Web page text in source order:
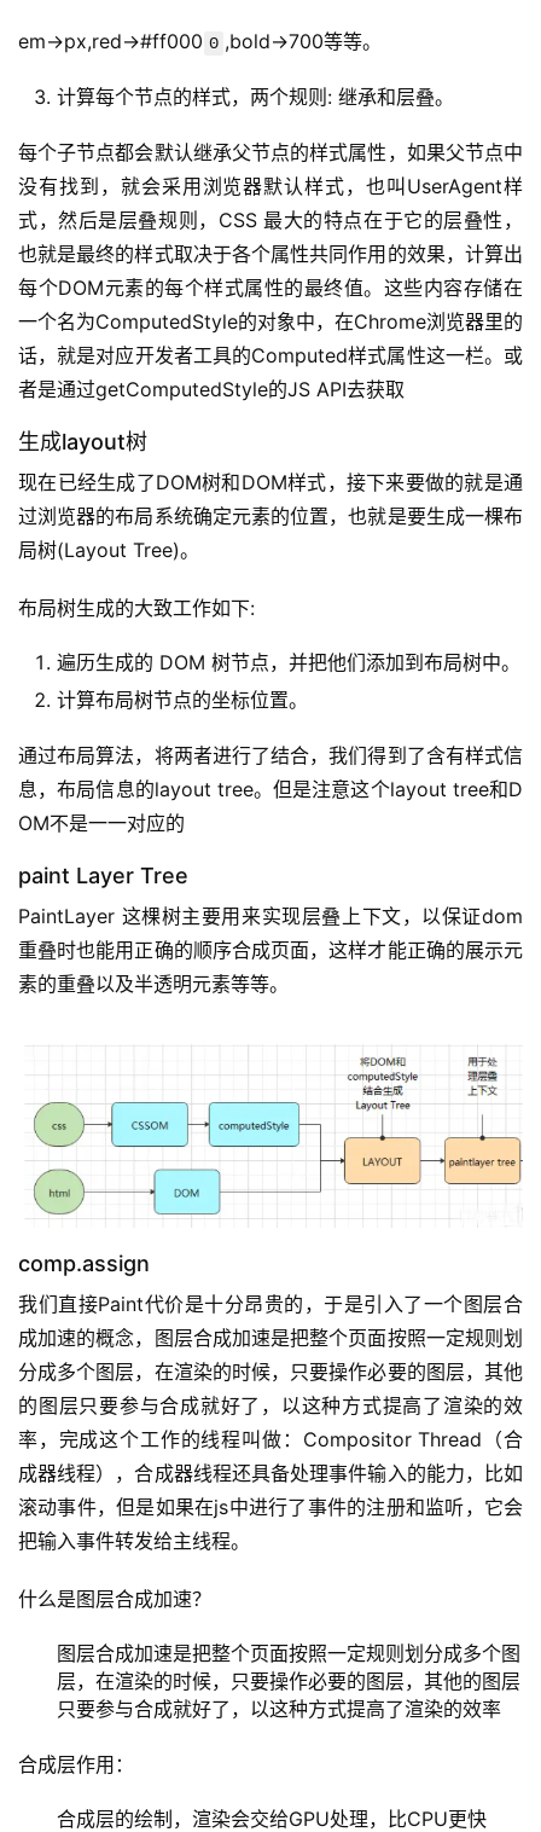
em->px,red->#ff000 0 ,bold->700等等。
计算每个节点的样式，两个规则: 继承和层叠。
每个子节点都会默认继承父节点的样式属性，如果父节点中
没有找到，就会采用浏览器默认样式，也叫UserAgent样
式，然后是层叠规则，CSS 最大的特点在于它的层叠性，
也就是最终的样式取决于各个属性共同作用的效果，计算出
每个DOM元素的每个样式属性的最终值。这些内容存储在
一个名为ComputedStyle的对象中，在Chrome浏览器里的
话，就是对应开发者工具的Computed样式属性这一栏。或
者是通过getComputedStyle的JS API去获取
生成layout树
现在已经生成了DOM树和DOM样式，接下来要做的就是通
过浏览器的布局系统确定元素的位置，也就是要生成一棵布
局树(Layout Tree)。
布局树生成的大致工作如下:
遍历生成的 DOM 树节点，并把他们添加到布局树中。
计算布局树节点的坐标位置。
通过布局算法，将两者进行了结合，我们得到了含有样式信
息，布局信息的layout tree。但是注意这个layout tree和D
OM不是一一对应的
paint Layer Tree
PaintLayer 这棵树主要用来实现层叠上下文，以保证dom
重叠时也能用正确的顺序合成页面，这样才能正确的展示元
素的重叠以及半透明元素等等。
comp.assign
我们直接Paint代价是十分昂贵的，于是引入了一个图层合
成加速的概念，图层合成加速是把整个页面按照一定规则划
分成多个图层，在渲染的时候，只要操作必要的图层，其他
的图层只要参与合成就好了，以这种方式提高了渲染的效
率，完成这个工作的线程叫做：Compositor Thread（合
成器线程），合成器线程还具备处理事件输入的能力，比如
滚动事件，但是如果在js中进行了事件的注册和监听，它会
把输入事件转发给主线程。
什么是图层合成加速？
图层合成加速是把整个页面按照一定规则划分成多个图
层，在渲染的时候，只要操作必要的图层，其他的图层
只要参与合成就好了，以这种方式提高了渲染的效率
合成层作用：
合成层的绘制，渲染会交给GPU处理，比CPU更快